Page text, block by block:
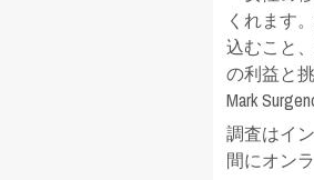
くれます
込むこと
の利益と
Mark
調査はイ
間にオン